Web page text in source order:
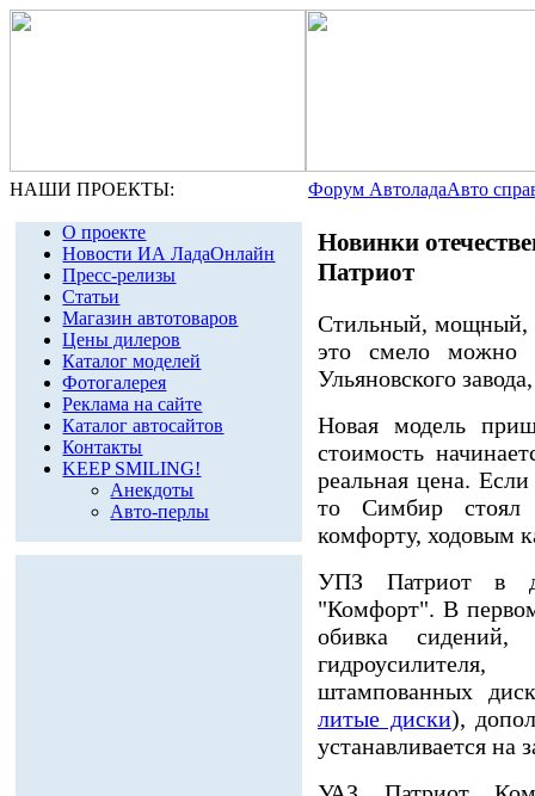
НАШИ ПРОЕКТЫ: Форум АвтоладаАвто
О проекте
Новости ИА ЛадаОнлайн
Пресс-релизы
Статьи
Магазин автотоваров
Цены дилеров
Каталог моделей
Фотогалерея
Реклама на сайте
Каталог автосайтов
Контакты
KEEP SMILING!
Анекдоты
Авто-перлы
Новинки
Патриот
Стильный, мощный,
это смело можно
Ульяновского
Новая модель
стоимость
реальная цена.
то Симбир
комфорту, ходовым
УПЗ Патриот в
"Комфорт". В первом
обивка сидений,
гидроусилителя,
штампованных
литые диски),
устанавливается на